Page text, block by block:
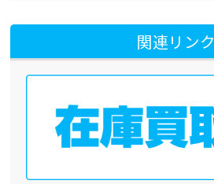
関連リンク